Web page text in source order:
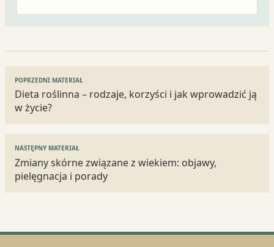
Nawigacja
wpisu
POPRZEDNI MATERIAŁ
Dieta roślinna – rodzaje, korzyści i jak wprowadzić ją
w życie?
NASTĘPNY MATERIAŁ
Zmiany skórne związane z wiekiem: objawy,
pielęgnacja i porady